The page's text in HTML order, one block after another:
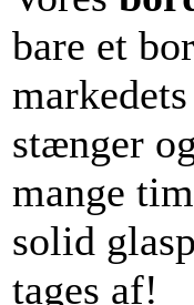
bare et
stænger
mange
solid
tages af!